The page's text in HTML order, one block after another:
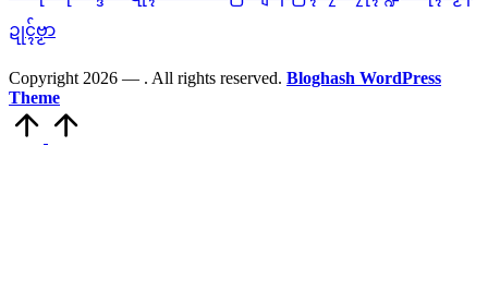
ဍုၚ်ဗၟာ
Copyright 2026 — . All rights reserved. Bloghash WordPress
Theme